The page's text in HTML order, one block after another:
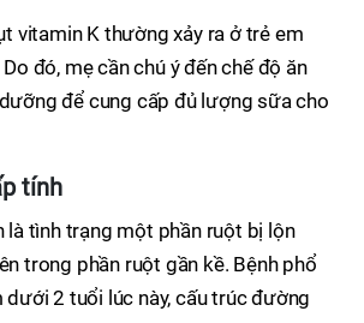
vitamin K thường xảy ra ở trẻ em
đó, mẹ cần chú ý đến chế độ ăn
để cung cấp đủ lượng sữa cho
tính
là tình trạng một phần ruột bị lộn
trong phần ruột gần kề. Bệnh phổ
dưới 2 tuổi lúc này, cấu trúc đường